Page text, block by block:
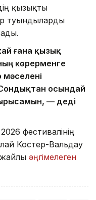
қызықты
туындыларды
ғана қызық
көрерменге
мәселені
осындай
— деді
фестивалінің
Костер-Вальдау
әңгімелеген